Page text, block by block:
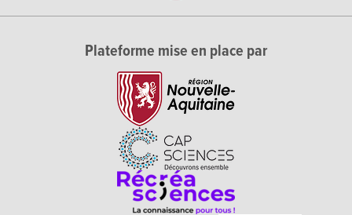
Plateforme mise en place par